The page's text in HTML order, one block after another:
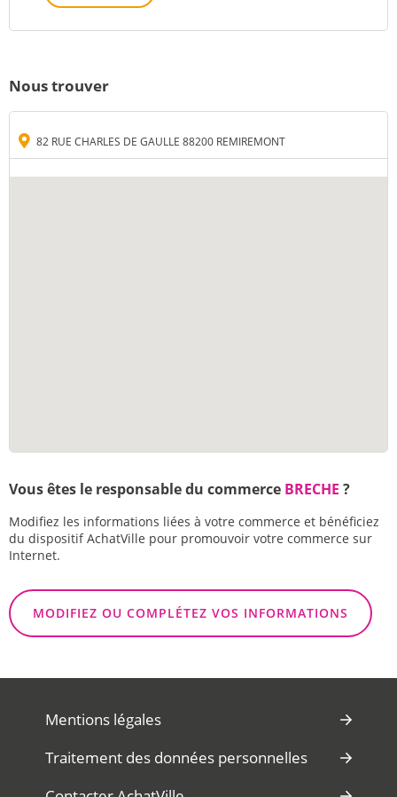
Nous trouver
82 RUE CHARLES DE GAULLE 88200 REMIREMONT
Vous êtes le responsable du commerce BRECHE ?
Modifiez les informations liées à votre commerce et bénéficiez
du dispositif AchatVille pour promouvoir votre commerce sur
Internet.
MODIFIEZ OU COMPLÉTEZ VOS INFORMATIONS
Mentions légales
Traitement des données personnelles